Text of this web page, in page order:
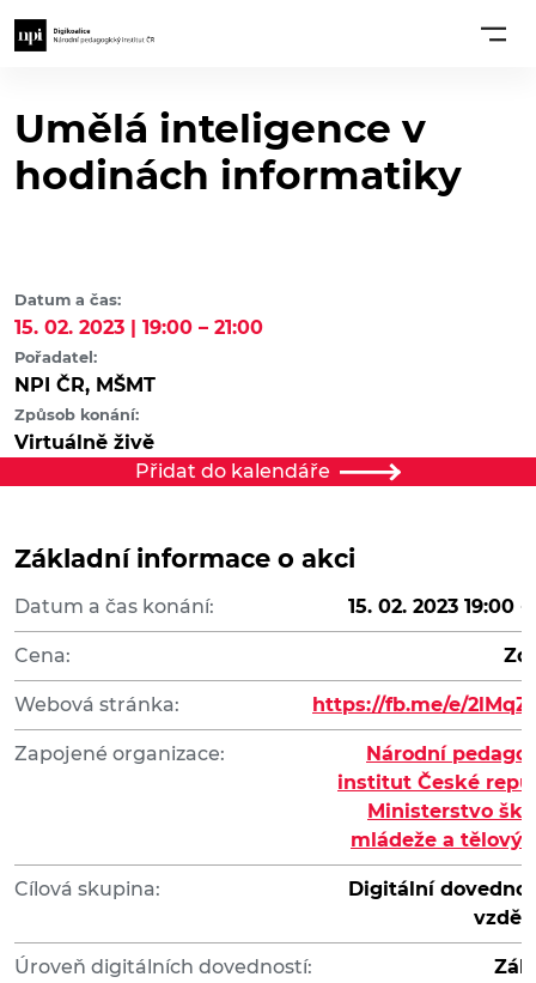
Umělá inteligence v
hodinách informatiky
Datum a čas:
15. 02. 2023 | 19:00 – 21:00
Pořadatel:
NPI ČR, MŠMT
Způsob konání:
Virtuálně živě
Přidat do kalendáře
Základní informace o akci
Datum a čas konání: 15. 02. 2023 19:00 -
Cena:
Webová stránka: https://fb.me/e/
Zapojené organizace:
Národní
institut České
Ministerstvo
mládeže a
Cílová skupina:
Digitální
Úroveň digitálních dovedností: